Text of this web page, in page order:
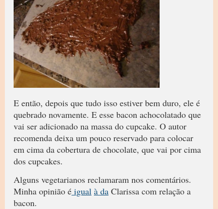
E então, depois que tudo isso estiver bem duro, ele é
quebrado novamente. E esse bacon achocolatado que
vai ser adicionado na massa do cupcake. O autor
recomenda deixa um pouco reservado para colocar
em cima da cobertura de chocolate, que vai por cima
dos cupcakes.
Alguns vegetarianos reclamaram nos comentários.
Minha opinião é igual à da Clarissa com relação a
bacon.